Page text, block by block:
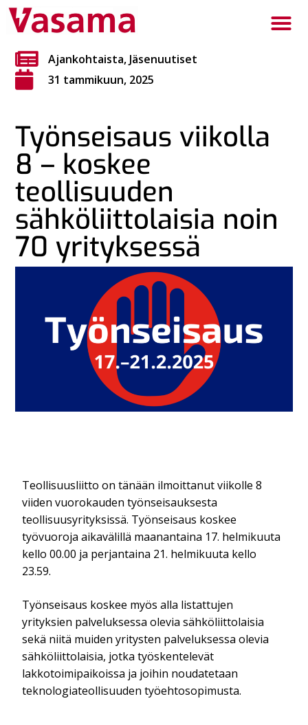
Ajankohtaista, Jäsenuutiset
31 tammikuun, 2025
Työnseisaus viikolla
8 – koskee
teollisuuden
sähköliittolaisia noin
70 yrityksessä
Teollisuusliitto on tänään ilmoittanut viikolle 8
viiden vuorokauden työnseisauksesta
teollisuusyrityksissä. Työnseisaus koskee
työvuoroja aikavälillä maanantaina 17. helmikuuta
kello 00.00 ja perjantaina 21. helmikuuta kello
23.59.
Työnseisaus koskee myös alla listattujen
yrityksien palveluksessa olevia sähköliittolaisia
sekä niitä muiden yritysten palveluksessa olevia
sähköliittolaisia, jotka työskentelevät
lakkotoimipaikoissa ja joihin noudatetaan
teknologiateollisuuden työehtosopimusta.